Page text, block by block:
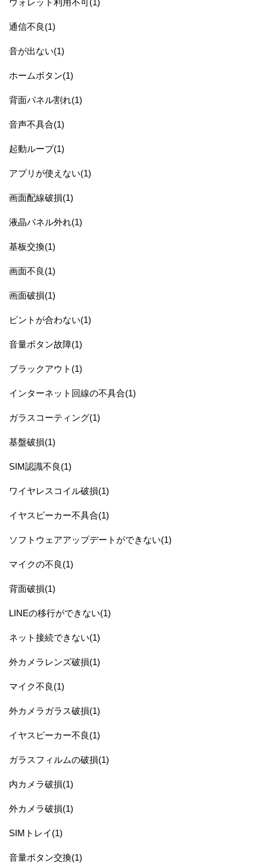
通信不良(1)
音が出ない(1)
ホームボタン(1)
背面パネル割れ(1)
音声不具合(1)
起動ループ(1)
アプリが使えない(1)
画面配線破損(1)
液晶パネル外れ(1)
基板交換(1)
画面不良(1)
画面破損(1)
ピントが合わない(1)
音量ボタン故障(1)
ブラックアウト(1)
インターネット回線の不具合(1)
ガラスコーティング(1)
基盤破損(1)
SIM認識不良(1)
ワイヤレスコイル破損(1)
イヤスピーカー不具合(1)
ソフトウェアアップデートができない(1)
マイクの不良(1)
背面破損(1)
LINEの移行ができない(1)
ネット接続できない(1)
外カメラレンズ破損(1)
マイク不良(1)
外カメラガラス破損(1)
イヤスピーカー不良(1)
ガラスフィルムの破損(1)
内カメラ破損(1)
外カメラ破損(1)
SIMトレイ(1)
音量ボタン交換(1)